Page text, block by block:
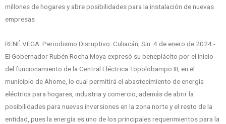
millones de hogares y abre posibilidades para la instalación de nuevas
empresas
RENÉ VEGA: Periodismo Disruptivo. Culiacán, Sin. 4 de enero de 2024.-
El Gobernador Rubén Rocha Moya expresó su beneplácito por el inicio
del funcionamiento de la Central Eléctrica Topolobampo III, en el
municipio de Ahome, lo cual permitirá el abastecimiento de energía
eléctrica para hogares, industria y comercio, además de abrir la
posibilidades para nuevas inversiones en la zona norte y el resto de la
entidad, pues la energía es uno de los principales requerimientos para la